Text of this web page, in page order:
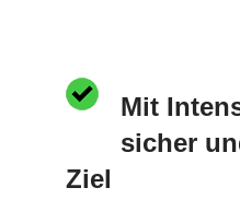
Mit
sicher
Ziel